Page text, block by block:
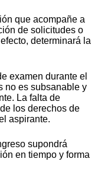
que acompañe a
de solicitudes o
determinará la
examen durante el
no es subsanable y
La falta de
los derechos de
aspirante.
supondrá
en tiempo y forma